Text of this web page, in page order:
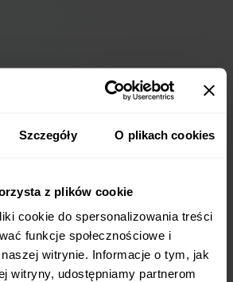
Szczegóły O plikach cookies
z plików cookie
cookie do spersonalizowania treści
funkcje społecznościowe i
witrynie. Informacje o tym, jak
witryny, udostępniamy partnerom
Klienci z Żor o
Afterfit?